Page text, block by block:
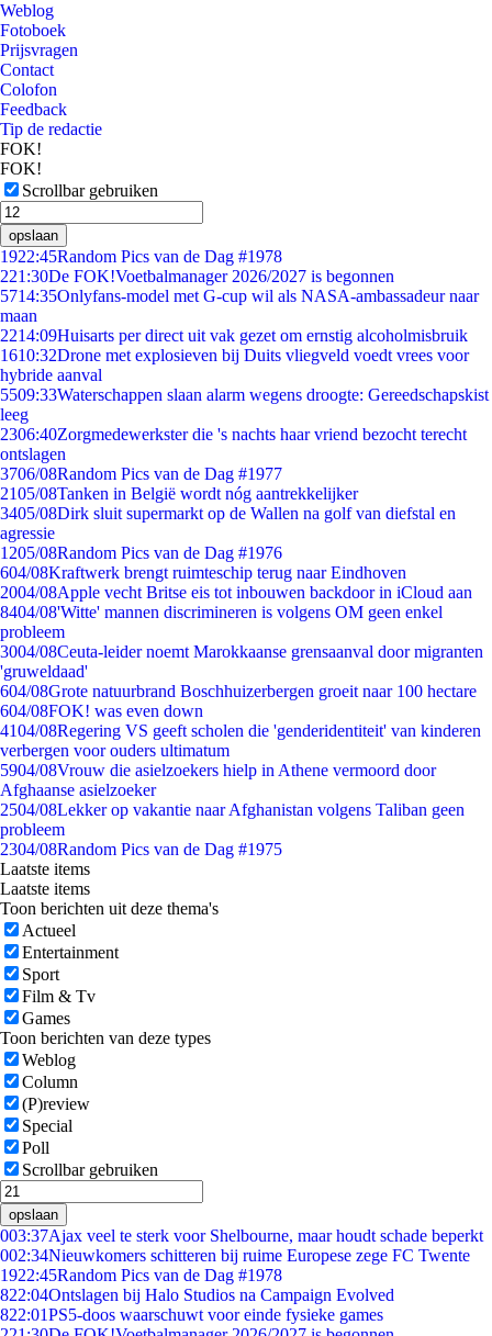
Weblog
Fotoboek
Prijsvragen
Contact
Colofon
Feedback
Tip de redactie
FOK!
FOK!
Scrollbar gebruiken
opslaan
1922:45Random Pics van de Dag #1978
221:30De FOK!Voetbalmanager 2026/2027 is begonnen
5714:35Onlyfans-model met G-cup wil als NASA-ambassadeur naar
maan
2214:09Huisarts per direct uit vak gezet om ernstig alcoholmisbruik
1610:32Drone met explosieven bij Duits vliegveld voedt vrees voor
hybride aanval
5509:33Waterschappen slaan alarm wegens droogte: Gereedschapskist
leeg
2306:40Zorgmedewerkster die 's nachts haar vriend bezocht terecht
ontslagen
3706/08Random Pics van de Dag #1977
2105/08Tanken in België wordt nóg aantrekkelijker
3405/08Dirk sluit supermarkt op de Wallen na golf van diefstal en
agressie
1205/08Random Pics van de Dag #1976
604/08Kraftwerk brengt ruimteschip terug naar Eindhoven
2004/08Apple vecht Britse eis tot inbouwen backdoor in iCloud aan
8404/08'Witte' mannen discrimineren is volgens OM geen enkel
probleem
3004/08Ceuta-leider noemt Marokkaanse grensaanval door migranten
'gruweldaad'
604/08Grote natuurbrand Boschhuizerbergen groeit naar 100 hectare
604/08FOK! was even down
4104/08Regering VS geeft scholen die 'genderidentiteit' van kinderen
verbergen voor ouders ultimatum
5904/08Vrouw die asielzoekers hielp in Athene vermoord door
Afghaanse asielzoeker
2504/08Lekker op vakantie naar Afghanistan volgens Taliban geen
probleem
2304/08Random Pics van de Dag #1975
Laatste items
Laatste items
Toon berichten uit deze thema's
Actueel
Entertainment
Sport
Film & Tv
Games
Toon berichten van deze types
Weblog
Column
(P)review
Special
Poll
Scrollbar gebruiken
opslaan
003:37Ajax veel te sterk voor Shelbourne, maar houdt schade beperkt
002:34Nieuwkomers schitteren bij ruime Europese zege FC Twente
1922:45Random Pics van de Dag #1978
822:04Ontslagen bij Halo Studios na Campaign Evolved
822:01PS5-doos waarschuwt voor einde fysieke games